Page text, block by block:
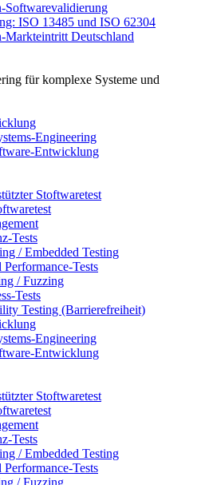
Softwarevalidierung
ISO 13485 und ISO 62304
Markteintritt Deutschland
für komplexe Systeme und
Engineering
Entwicklung
Stoftwaretest
Tests
/ Embedded Testing
Performance-Tests
/ Fuzzing
Tests
Testing (Barrierefreiheit)
Engineering
Entwicklung
Stoftwaretest
Tests
/ Embedded Testing
Performance-Tests
/ Fuzzing